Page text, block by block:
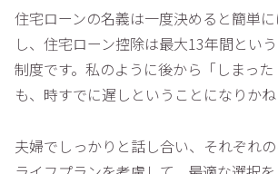
住宅ローンの名義は一度決めると簡単
し、住宅ローン控除は最大13年間とい
制度です。私のように後から「しまっ
も、時すでに遅しということになりかね
夫婦でしっかりと話し合い、それぞれ